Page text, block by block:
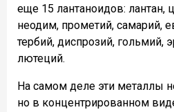
еще 15 лантаноидов: лантан,
неодим, прометий, самарий,
тербий, диспрозий, гольмий,
лютеций.
На самом деле эти металлы
но в концентрированном